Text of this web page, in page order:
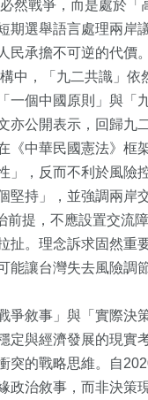
然戰爭，而是處於
期選舉語言處理兩岸
民承擔不可逆的代價。
中，「九二共識」依
一個中國原則」與「
亦公開表示，回歸九
《中華民國憲法》框
」，反而不利於風險控
堅持」，並強調兩岸
提，不應設置交流
扯。理念訴求固然
能讓台灣失去風險調
爭敘事」與「實際決
定與經濟發展的現實
突的戰略思維。自
政治敘事，而非決策
80+
專欄